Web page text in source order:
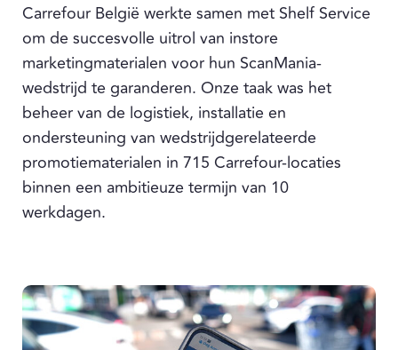
Carrefour België werkte samen met Shelf Service
om de succesvolle uitrol van instore
marketingmaterialen voor hun ScanMania-
wedstrijd te garanderen. Onze taak was het
beheer van de logistiek, installatie en
ondersteuning van wedstrijdgerelateerde
promotiematerialen in 715 Carrefour-locaties
binnen een ambitieuze termijn van 10
werkdagen.